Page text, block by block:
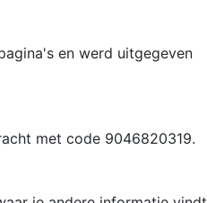
en werd uitgegeven
met code 9046820319.